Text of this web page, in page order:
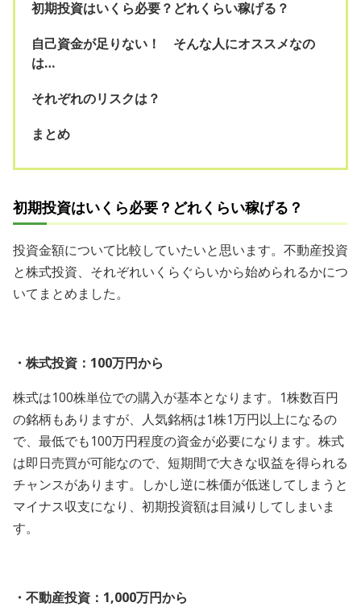
初期投資はいくら必要？どれくらい稼げる？
自己資金が足りない！ そんな人にオススメなの
は…
それぞれのリスクは？
まとめ
初期投資はいくら必要？どれくらい稼げる？
投資金額について比較していたいと思います。不動産投資
と株式投資、それぞれいくらぐらいから始められるかにつ
いてまとめました。
・株式投資：100万円から
株式は100株単位での購入が基本となります。1株数百円
の銘柄もありますが、人気銘柄は1株1万円以上になるの
で、最低でも100万円程度の資金が必要になります。株式
は即日売買が可能なので、短期間で大きな収益を得られる
チャンスがあります。しかし逆に株価が低迷してしまうと
マイナス収支になり、初期投資額は目減りしてしまいま
す。
・不動産投資：1,000万円から